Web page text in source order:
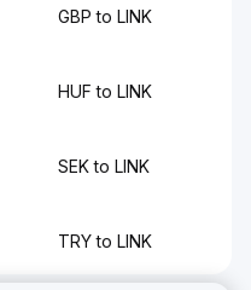
GBP to LINK
HUF to LINK
SEK to LINK
TRY to LINK